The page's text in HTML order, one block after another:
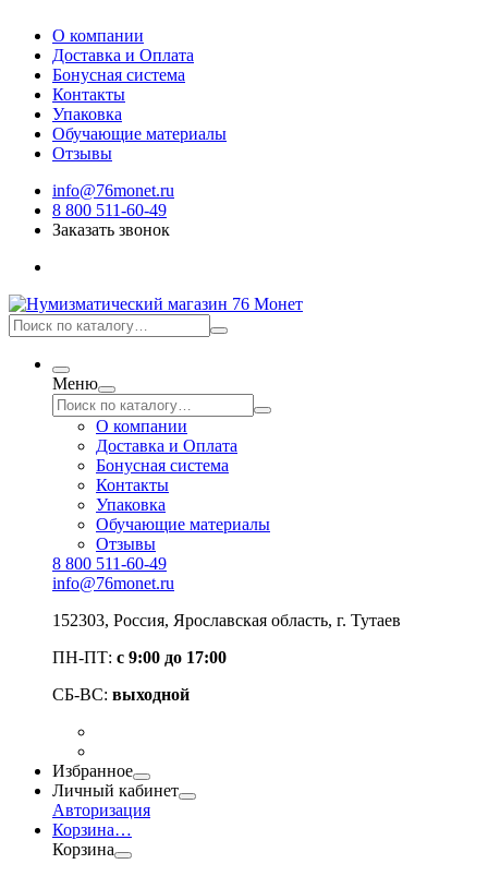
О компании
Доставка и Оплата
Бонусная система
Контакты
Упаковка
Обучающие материалы
Отзывы
info@76monet.ru
8 800 511-60-49
Заказать звонок
Меню
О компании
Доставка и Оплата
Бонусная система
Контакты
Упаковка
Обучающие материалы
Отзывы
8 800 511-60-49
info@76monet.ru
152303, Россия, Ярославская область, г. Тутаев
ПН-ПТ: с 9:00 до 17:00
СБ-ВС: выходной
Избранное
Личный кабинет
Авторизация
Корзина…
Корзина